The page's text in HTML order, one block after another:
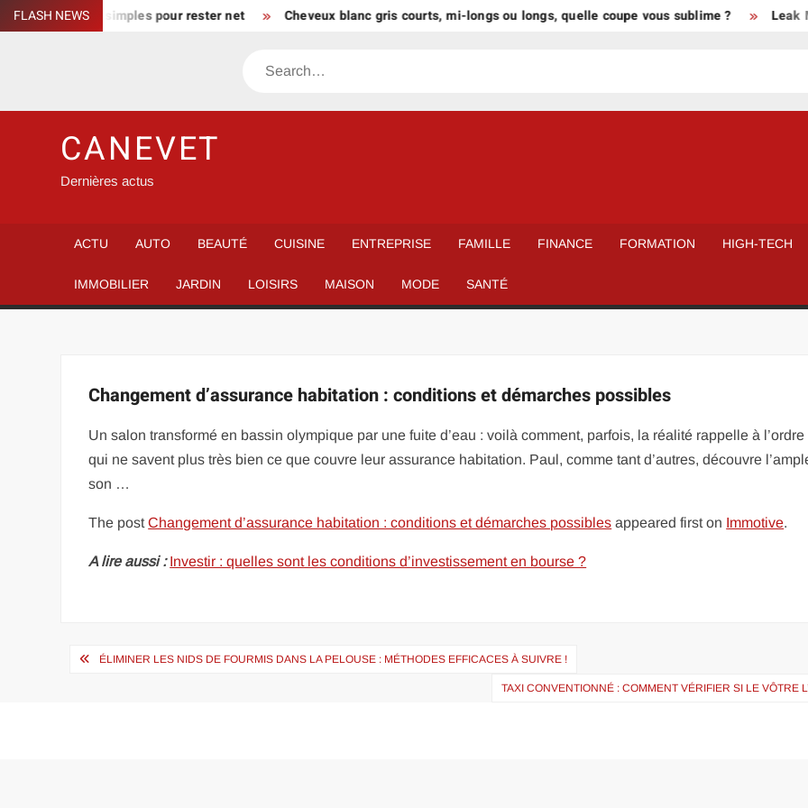
Skip
to
FLASH NEWS
: gestes simples pour rester net Cheveux blanc gris courts, mi-longs ou longs, quelle coupe vous sublime ? Leak
Search
CANEVET
Dernières actus
ACTU AUTO BEAUTÉ CUISINE ENTREPRISE FAMILLE FINANCE FORMATION HIGH-TECH
IMMOBILIER JARDIN LOISIRS MAISON MODE SANTÉ
Changement d’assurance habitation : conditions et démarches possibles
Un salon transformé en bassin olympique par une fuite d’eau : voilà comment, parfois, la réalité rappelle à l’ordre
qui ne savent plus très bien ce que couvre leur assurance habitation. Paul, comme tant d’autres, découvre
son …
The postChangement d’assurance habitation : conditions et démarches possibles appeared first on Immotive.
A lire aussi : Investir : quelles sont les conditions d’investissement en bourse ?
Navigation
ÉLIMINER LES NIDS DE FOURMIS DANS LA PELOUSE : MÉTHODES EFFICACES À SUIVRE !
TAXI CONVENTIONNÉ : COMMENT VÉRIFIER SI LE VÔTRE